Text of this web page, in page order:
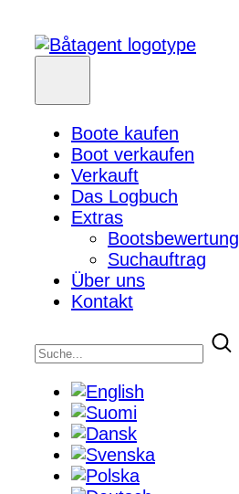
Boote kaufen
Boot verkaufen
Verkauft
Das Logbuch
Extras
Bootsbewertung
Suchauftrag
Über uns
Kontakt